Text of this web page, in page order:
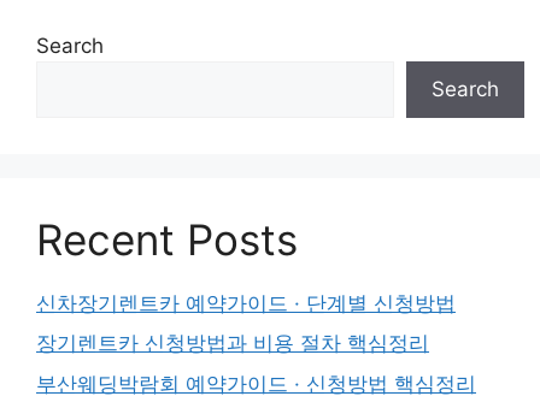
Search
Search
Recent Posts
신차장기렌트카 예약가이드 · 단계별 신청방법
장기렌트카 신청방법과 비용 절차 핵심정리
부산웨딩박람회 예약가이드 · 신청방법 핵심정리